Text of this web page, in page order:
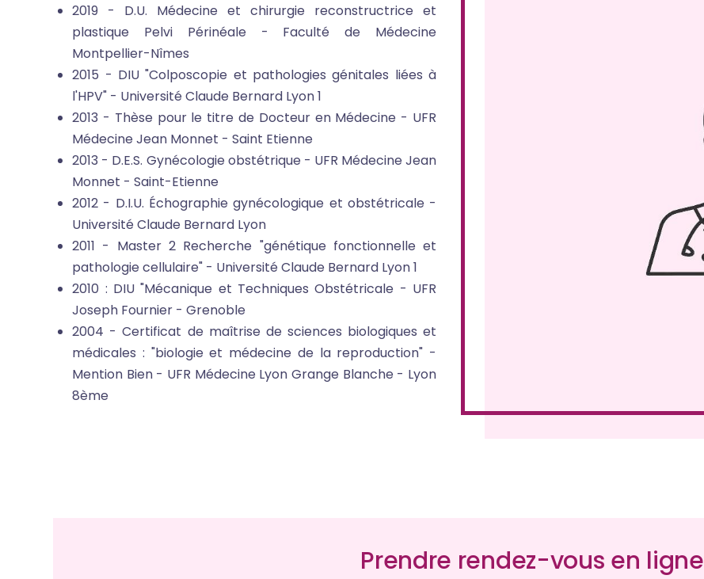
2019 - D.U. Médecine et chirurgie reconstructrice et
plastique Pelvi Périnéale - Faculté de Médecine
Montpellier-Nîmes
2015 - DIU "Colposcopie et pathologies génitales liées à
l'HPV" - Université Claude Bernard Lyon 1
2013 - Thèse pour le titre de Docteur en Médecine - UFR
Médecine Jean Monnet - Saint Etienne
2013 - D.E.S. Gynécologie obstétrique - UFR Médecine Jean
Monnet - Saint-Etienne
2012 - D.I.U. Échographie gynécologique et obstétricale -
Université Claude Bernard Lyon
2011 - Master 2 Recherche "génétique fonctionnelle et
pathologie cellulaire" - Université Claude Bernard Lyon 1
2010 : DIU "Mécanique et Techniques Obstétricale - UFR
Joseph Fournier - Grenoble
2004 - Certificat de maîtrise de sciences biologiques et
médicales : "biologie et médecine de la reproduction" -
Mention Bien - UFR Médecine Lyon Grange Blanche - Lyon
8ème
Prendre rendez-vous en ligne